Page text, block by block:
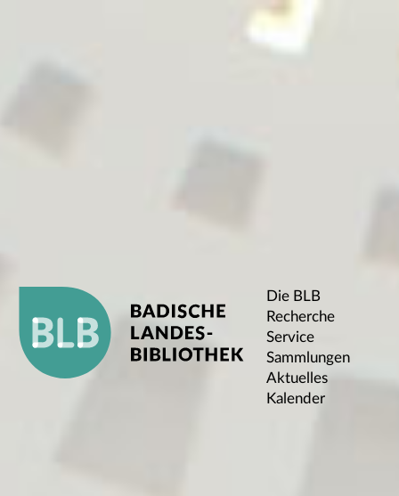
Die BLB
Recherche
Service
Sammlungen
Aktuelles
Kalender